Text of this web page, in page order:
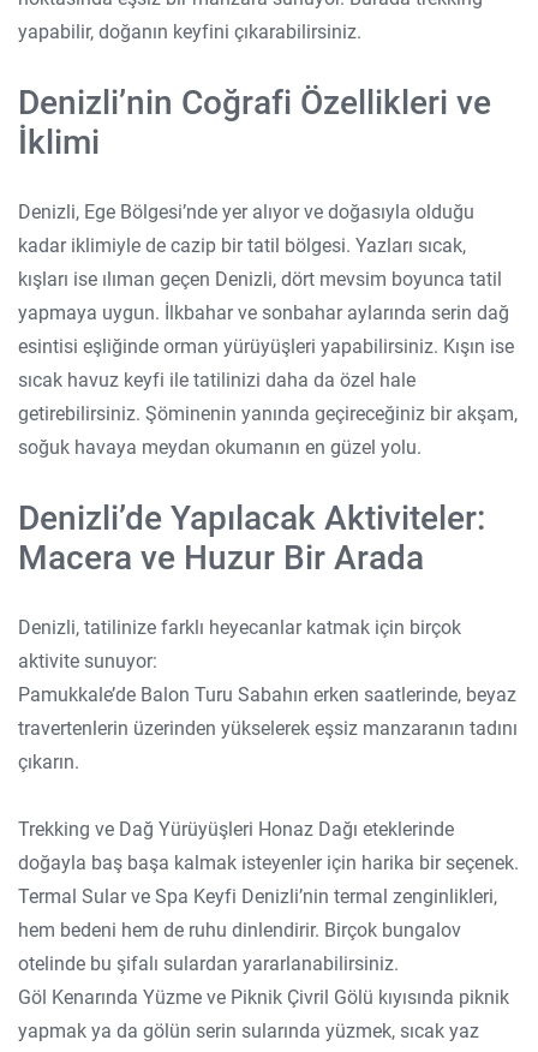
yapabilir, doğanın keyfini çıkarabilirsiniz.
Denizli’nin Coğrafi Özellikleri ve
İklimi
Denizli, Ege Bölgesi’nde yer alıyor ve doğasıyla olduğu
kadar iklimiyle de cazip bir tatil bölgesi. Yazları sıcak,
kışları ise ılıman geçen Denizli, dört mevsim boyunca tatil
yapmaya uygun. İlkbahar ve sonbahar aylarında serin dağ
esintisi eşliğinde orman yürüyüşleri yapabilirsiniz. Kışın ise
sıcak havuz keyfi ile tatilinizi daha da özel hale
getirebilirsiniz. Şöminenin yanında geçireceğiniz bir akşam,
soğuk havaya meydan okumanın en güzel yolu.
Denizli’de Yapılacak Aktiviteler:
Macera ve Huzur Bir Arada
Denizli, tatilinize farklı heyecanlar katmak için birçok
aktivite sunuyor:
Pamukkale’de Balon Turu Sabahın erken saatlerinde, beyaz
travertenlerin üzerinden yükselerek eşsiz manzaranın tadını
çıkarın.
Trekking ve Dağ Yürüyüşleri Honaz Dağı eteklerinde
doğayla baş başa kalmak isteyenler için harika bir seçenek.
Termal Sular ve Spa Keyfi Denizli’nin termal zenginlikleri,
hem bedeni hem de ruhu dinlendirir. Birçok bungalov
otelinde bu şifalı sulardan yararlanabilirsiniz.
Göl Kenarında Yüzme ve Piknik Çivril Gölü kıyısında piknik
yapmak ya da gölün serin sularında yüzmek, sıcak yaz